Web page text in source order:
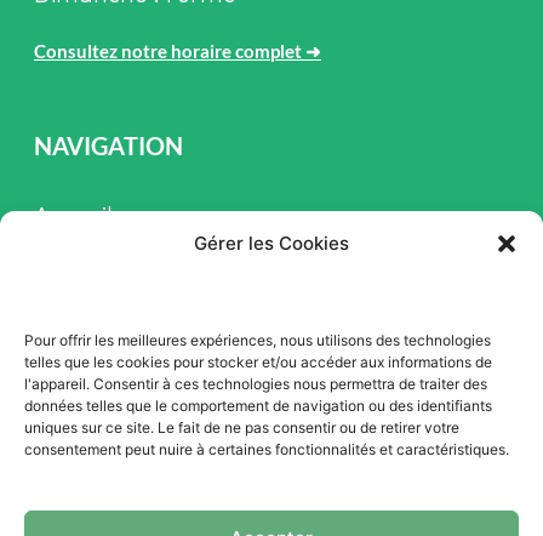
Gérer les Cookies
Pour offrir les meilleures expériences, nous utilisons des technologies
telles que les cookies pour stocker et/ou accéder aux informations de
l'appareil. Consentir à ces technologies nous permettra de traiter des
données telles que le comportement de navigation ou des identifiants
uniques sur ce site. Le fait de ne pas consentir ou de retirer votre
consentement peut nuire à certaines fonctionnalités et caractéristiques.
Consultez notre horaire complet ➜
NAVIGATION
Accueil
Promotion
Blogue
Nous contacter